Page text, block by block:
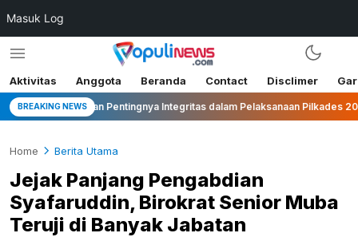
Masuk Log
Aktivitas Anggota Beranda Contact Disclimer
BREAKING NEWS
Pentingnya Integritas dalam Pelaksanaan Pilkades 2026
Home Berita Utama
Jejak Panjang Pengabdian
Syafaruddin, Birokrat Senior Muba
Teruji di Banyak Jabatan